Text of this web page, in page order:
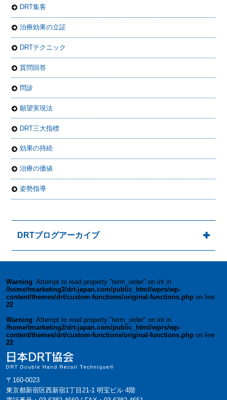
DRT集客
治療効果の立証
DRTテクニック
質問回答
問診
願望実現法
DRT三大指標
効果の持続
治療の価値
姿勢指導
DRTブログアーカイブ
Warning: Attempt to read property "term_order" on int in
/home/tmarketing2/drt-japan.com/public_html/wprs/wp-
content/themes/drt/custom-functions/original-functions.phpon line
22
Warning: Attempt to read property "term_order" on int in
/home/tmarketing2/drt-japan.com/public_html/wprs/wp-
content/themes/drt/custom-functions/original-functions.phpon line
22
〒160-0023
東京都新宿区西新宿1丁目21-1 明宝ビル 4階